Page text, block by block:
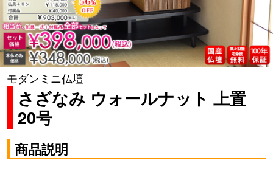
モダンミニ仏壇
さざなみ ウォールナット 上置
20号
商品説明